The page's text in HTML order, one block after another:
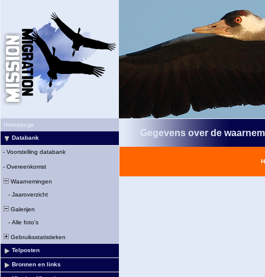
Homepage
Databank
- Voorstelling databank
- Overeenkomst
Waarnemingen
- Jaaroverzicht
Galerijen
- Alle foto's
Gebruiksstatistieken
Telposten
Bronnen en links
Gegevens over de